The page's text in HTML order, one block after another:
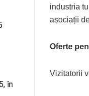
în
industria
asociații
Oferte
Vizitatorii